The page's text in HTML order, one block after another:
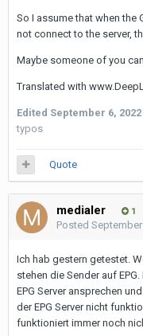
So I assume that when the
not connect to the server,
Maybe someone of you
Translated with
Edited September 6, 2022
typos
Quote
medialer 1
Posted
Ich hab gestern getestet.
stehen die Sender auf
EPG Server ansprechen
der EPG Server nicht
funktioniert immer noch